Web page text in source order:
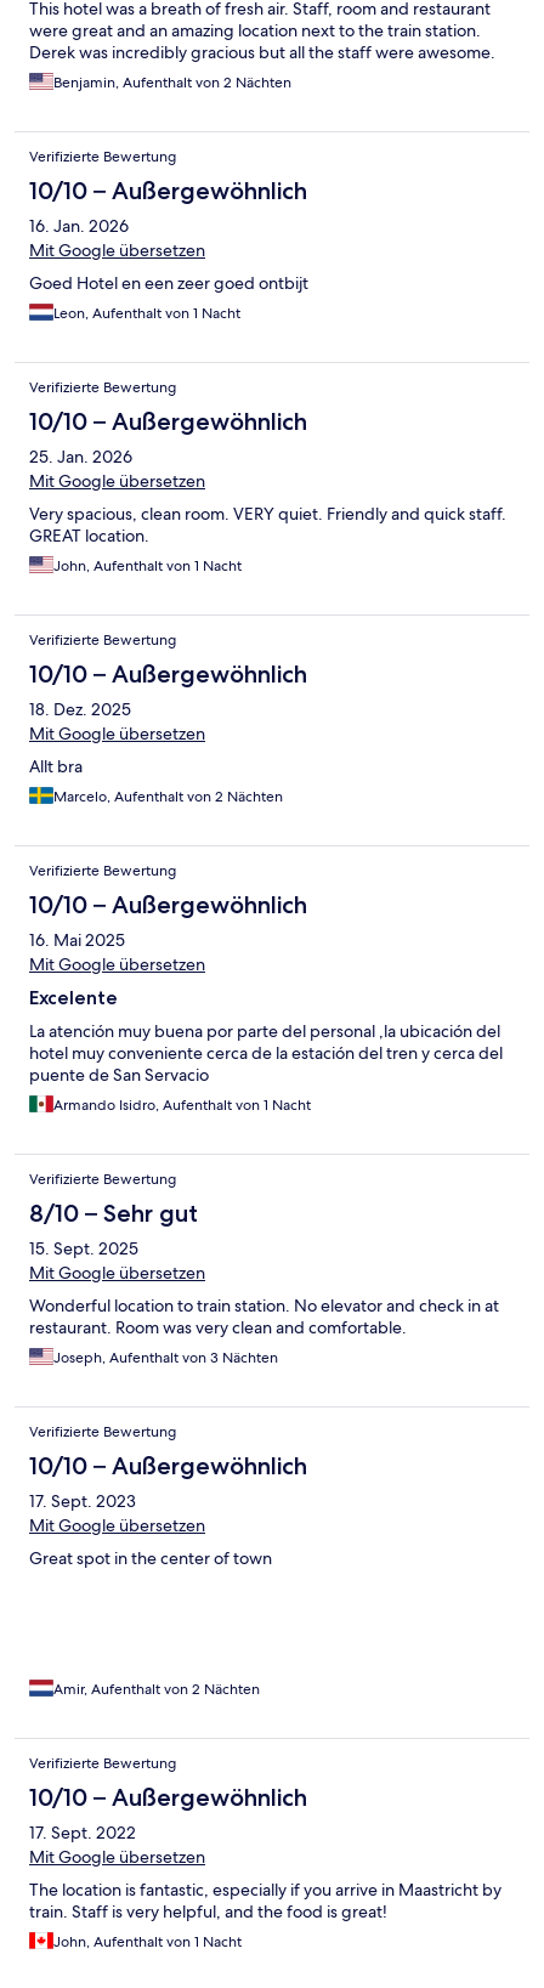
This hotel was a breath of fresh air. Staff, room and restaurant
were great and an amazing location next to the train station.
Derek was incredibly gracious but all the staff were awesome.
Benjamin, Aufenthalt von 2 Nächten
Verifizierte Bewertung
10/10 – Außergewöhnlich
16. Jan. 2026
Mit Google übersetzen
Goed Hotel en een zeer goed ontbijt
Leon, Aufenthalt von 1 Nacht
Verifizierte Bewertung
10/10 – Außergewöhnlich
25. Jan. 2026
Mit Google übersetzen
Very spacious, clean room. VERY quiet. Friendly and quick staff.
GREAT location.
John, Aufenthalt von 1 Nacht
Verifizierte Bewertung
10/10 – Außergewöhnlich
18. Dez. 2025
Mit Google übersetzen
Allt bra
Marcelo, Aufenthalt von 2 Nächten
Verifizierte Bewertung
10/10 – Außergewöhnlich
16. Mai 2025
Mit Google übersetzen
Excelente
La atención muy buena por parte del personal ,la ubicación del
hotel muy conveniente cerca de la estación del tren y cerca del
puente de San Servacio
Armando Isidro, Aufenthalt von 1 Nacht
Verifizierte Bewertung
8/10 – Sehr gut
15. Sept. 2025
Mit Google übersetzen
Wonderful location to train station. No elevator and check in at
restaurant. Room was very clean and comfortable.
Joseph, Aufenthalt von 3 Nächten
Verifizierte Bewertung
10/10 – Außergewöhnlich
17. Sept. 2023
Mit Google übersetzen
Great spot in the center of town
Amir, Aufenthalt von 2 Nächten
Verifizierte Bewertung
10/10 – Außergewöhnlich
17. Sept. 2022
Mit Google übersetzen
The location is fantastic, especially if you arrive in Maastricht by
train. Staff is very helpful, and the food is great!
John, Aufenthalt von 1 Nacht